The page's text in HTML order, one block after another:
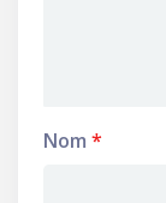
Nom *